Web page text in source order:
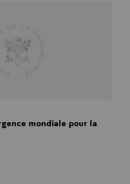
mondiale pour la